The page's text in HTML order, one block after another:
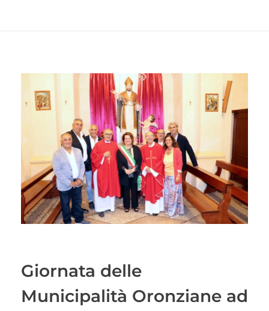
Giornata delle
Municipalità Oronziane ad